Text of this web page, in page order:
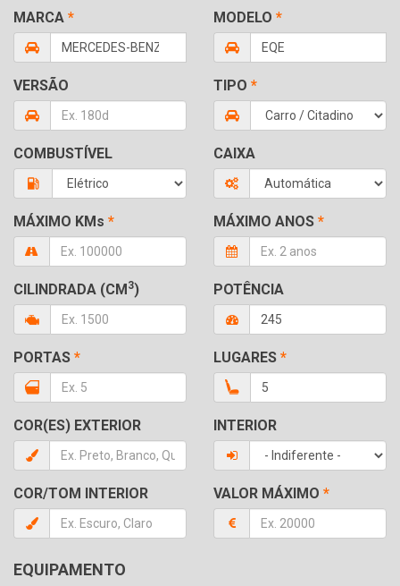
MARCA * MODELO *
VERSÃO TIPO *
COMBUSTÍVEL CAIXA
MÁXIMO KMs * MÁXIMO ANOS *
CILINDRADA (CM3) POTÊNCIA
PORTAS * LUGARES *
COR(ES) EXTERIOR INTERIOR
COR/TOM INTERIOR VALOR MÁXIMO *
EQUIPAMENTO